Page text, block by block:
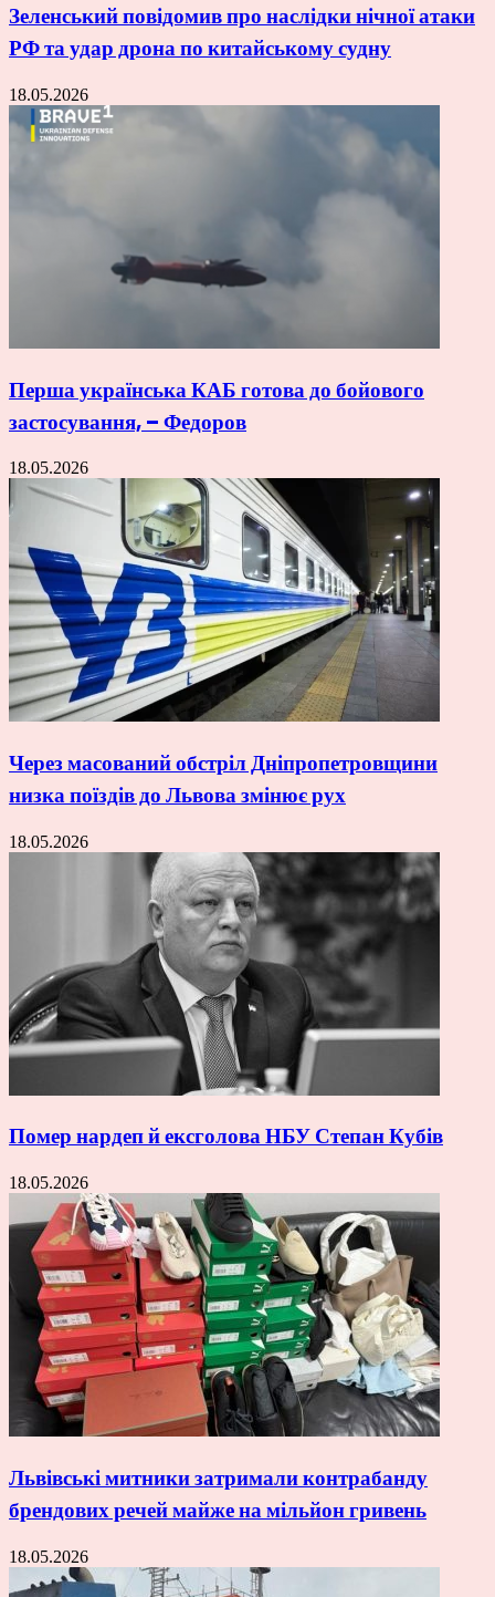
Зеленський повідомив про наслідки нічної атаки
РФ та удар дрона по китайському судну
18.05.2026
Перша українська КАБ готова до бойового
застосування, – Федоров
18.05.2026
Через масований обстріл Дніпропетровщини
низка поїздів до Львова змінює рух
18.05.2026
Помер нардеп й ексголова НБУ Степан Кубів
18.05.2026
Львівські митники затримали контрабанду
брендових речей майже на мільйон гривень
18.05.2026